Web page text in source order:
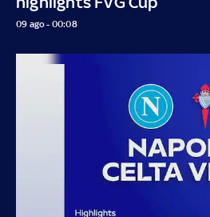
09 ago - 00:08